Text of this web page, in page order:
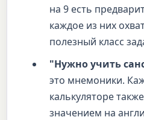
на 9 есть
каждое из них
полезный класс
"Нужно учить
это мнемоники.
калькуляторе
значением на